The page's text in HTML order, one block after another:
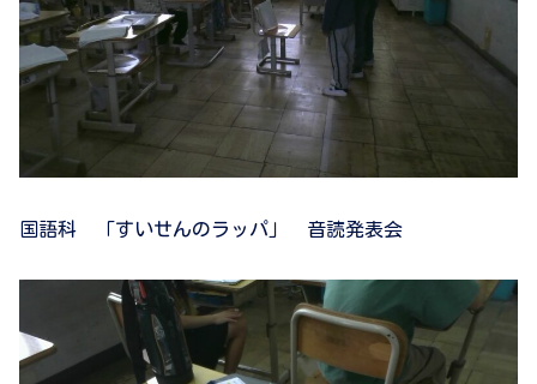
国語科 「すいせんのラッパ」 音読発表会